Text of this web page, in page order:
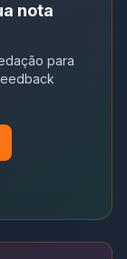
nota
para